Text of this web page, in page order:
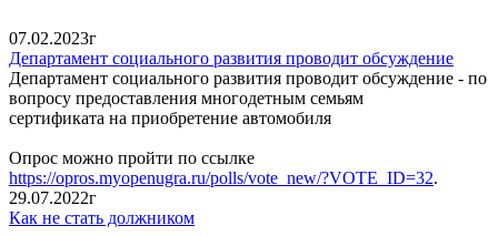
07.02.2023г
Департамент социального развития проводит обсуждение
Департамент социального развития проводит обсуждение - по
вопросу предоставления многодетным семьям
сертификата на приобретение автомобиля
Опрос можно пройти по ссылке
https://opros.myopenugra.ru/polls/vote_new/?VOTE_ID=32.
29.07.2022г
Как не стать должником